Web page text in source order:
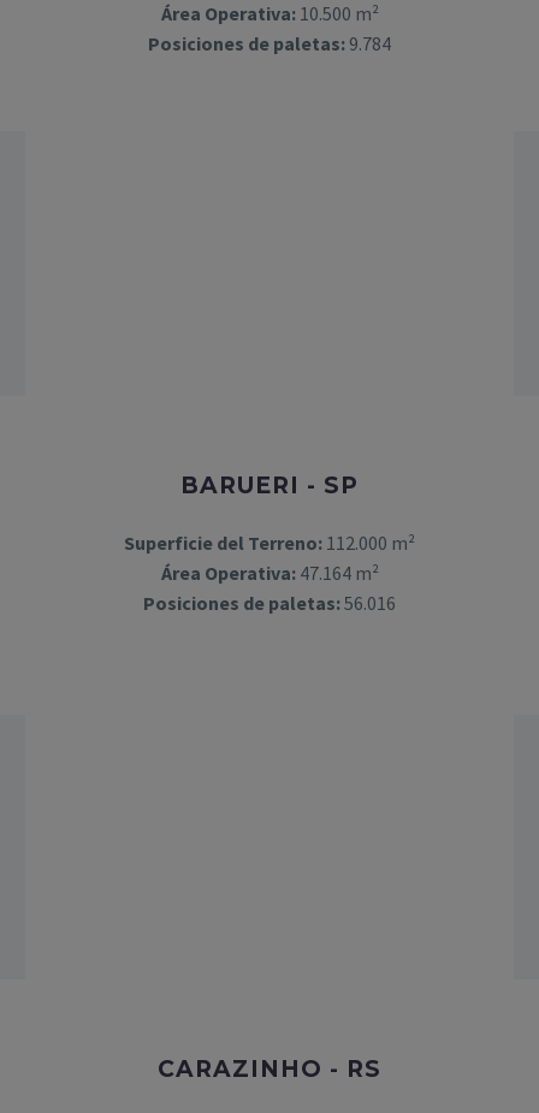
Área Operativa:10.500 m²
Posiciones de paletas: 9.784
BARUERI - SP
Superficie del Terreno: 112.000 m²
Área Operativa:47.164 m²
Posiciones de paletas:56.016
CARAZINHO - RS